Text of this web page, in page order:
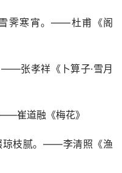
霁寒宵。——杜甫《阁
张孝祥《卜算子·雪月
崔道融《梅花》
琼枝腻。——李清照《渔